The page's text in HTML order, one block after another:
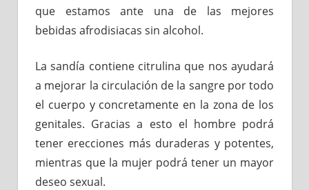
que estamos ante una de las mejores
bebidas afrodisiacas sin alcohol.
La sandía contiene citrulina que nos ayudará
a mejorar la circulación de la sangre por todo
el cuerpo y concretamente en la zona de los
genitales. Gracias a esto el hombre podrá
tener erecciones más duraderas y potentes,
mientras que la mujer podrá tener un mayor
deseo sexual.